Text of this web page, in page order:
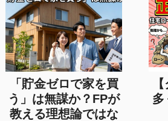
「貯金ゼロで家を買
う」は無謀か？FPが
教える理想論ではな
多